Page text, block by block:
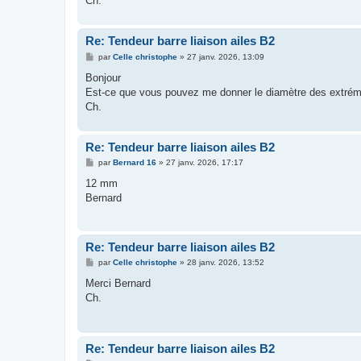
Re: Tendeur barre liaison ailes B2
M
s
a
g
parCelle christophe» 27 janv. 2026, 13:09
Bonjour
Est-ce que vous pouvez me donner le diamètre des
Ch.
Re: Tendeur barre liaison ailes B2
M
s
a
parBernard 16» 27 janv. 2026, 17:17
12 mm
Bernard
Re: Tendeur barre liaison ailes B2
M
s
a
parCelle christophe» 28 janv. 2026, 13:52
Merci Bernard
Ch.
Re: Tendeur barre liaison ailes B2